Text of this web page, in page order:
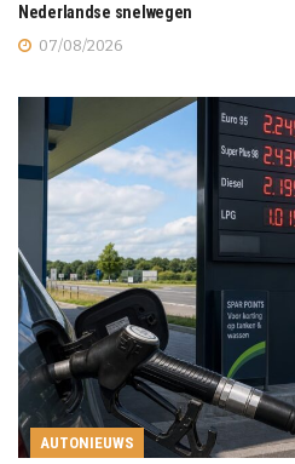
Nederlandse snelwegen
07/08/2026
AUTONIEUWS